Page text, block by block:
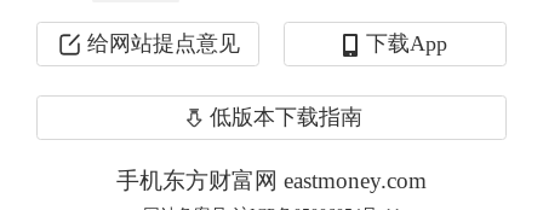
Partners已表示，有意认购价值最高70
亿美元的SK海力士ADR。
SK海力士美国上市交易的承销行包括
美国银行 、花旗集团、高盛集团和
给网站提点意见 下载App
低版本下载指南
手机东方财富网 eastmoney.com